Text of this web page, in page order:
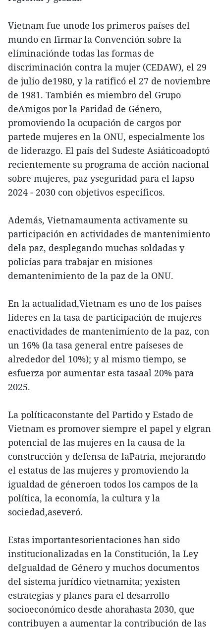
Vietnam fue unode los primeros países del
mundo en firmar la Convención sobre la
eliminaciónde todas las formas de
discriminación contra la mujer (CEDAW), el 29
de julio de1980, y la ratificó el 27 de noviembre
de 1981. También es miembro del Grupo
deAmigos por la Paridad de Género,
promoviendo la ocupación de cargos por
partede mujeres en la ONU, especialmente los
de liderazgo. El país del Sudeste Asiáticoadoptó
recientemente su programa de acción nacional
sobre mujeres, paz yseguridad para el lapso
2024 - 2030 con objetivos específicos.
Además, Vietnamaumenta activamente su
participación en actividades de mantenimiento
dela paz, desplegando muchas soldadas y
policías para trabajar en misiones
demantenimiento de la paz de la ONU.
En la actualidad,Vietnam es uno de los países
líderes en la tasa de participación de mujeres
enactividades de mantenimiento de la paz, con
un 16% (la tasa general entre paíseses de
alrededor del 10%); y al mismo tiempo, se
esfuerza por aumentar esta tasaal 20% para
2025.
La políticaconstante del Partido y Estado de
Vietnam es promover siempre el papel y elgran
potencial de las mujeres en la causa de la
construcción y defensa de laPatria, mejorando
el estatus de las mujeres y promoviendo la
igualdad de géneroen todos los campos de la
política, la economía, la cultura y la
sociedad,aseveró.
Estas importantesorientaciones han sido
institucionalizadas en la Constitución, la Ley
deIgualdad de Género y muchos documentos
del sistema jurídico vietnamita; yexisten
estrategias y planes para el desarrollo
socioeconómico desde ahorahasta 2030, que
contribuyen a aumentar la contribución de las